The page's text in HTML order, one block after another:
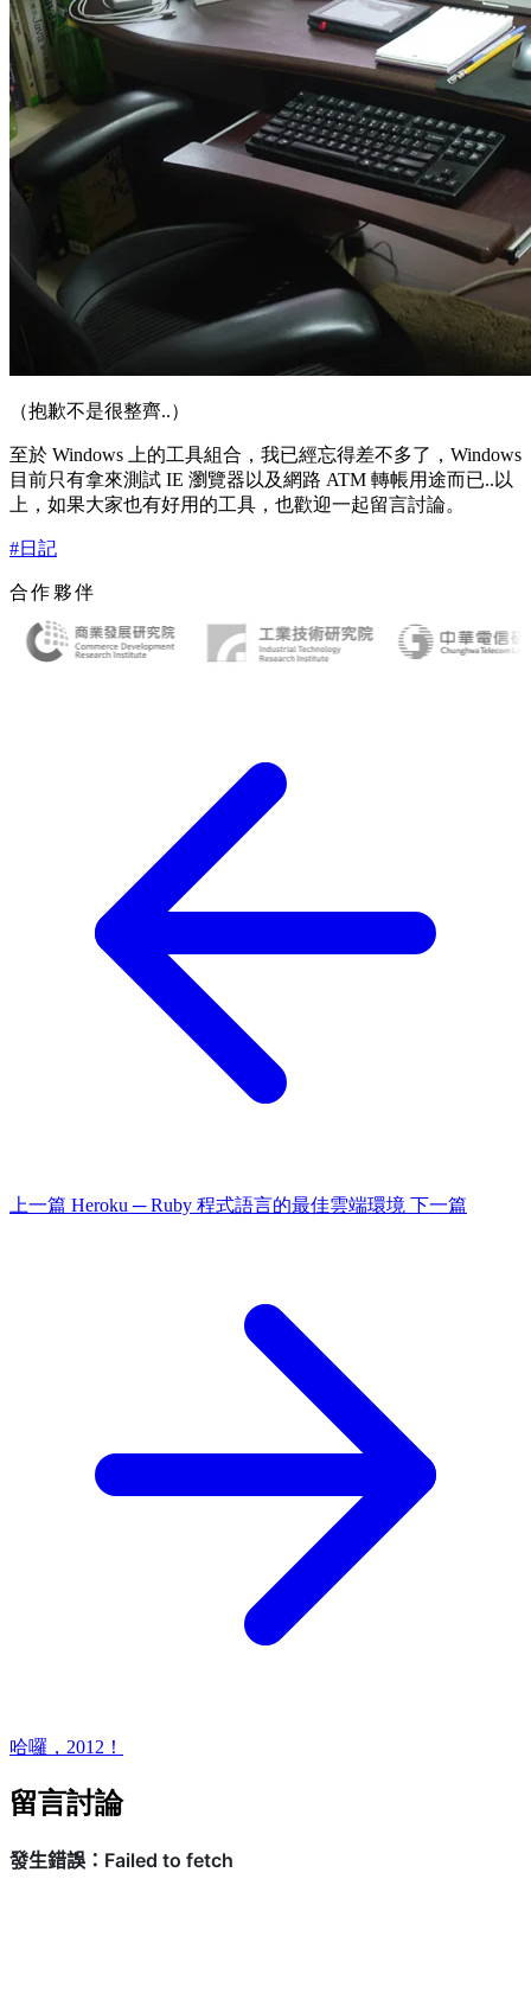
（抱歉不是很整齊..）
至於 Windows 上的工具組合，我已經忘得差不多了，Windows
目前只有拿來測試 IE 瀏覽器以及網路 ATM 轉帳用途而已..以
上，如果大家也有好用的工具，也歡迎一起留言討論。
#日記
合作夥伴
上一篇 Heroku ─ Ruby 程式語言的最佳雲端環境 下一篇
哈囉，2012！
留言討論